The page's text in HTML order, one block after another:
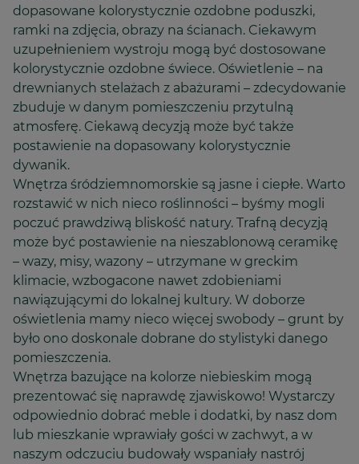
dopasowane kolorystycznie ozdobne poduszki,
ramki na zdjęcia, obrazy na ścianach. Ciekawym
uzupełnieniem wystroju mogą być dostosowane
kolorystycznie ozdobne świece. Oświetlenie – na
drewnianych stelażach z abażurami – zdecydowanie
zbuduje w danym pomieszczeniu przytulną
atmosferę. Ciekawą decyzją może być także
postawienie na dopasowany kolorystycznie
dywanik.
Wnętrza śródziemnomorskie są jasne i ciepłe. Warto
rozstawić w nich nieco roślinności – byśmy mogli
poczuć prawdziwą bliskość natury. Trafną decyzją
może być postawienie na nieszablonową ceramikę
– wazy, misy, wazony – utrzymane w greckim
klimacie, wzbogacone nawet zdobieniami
nawiązującymi do lokalnej kultury. W doborze
oświetlenia mamy nieco więcej swobody – grunt by
było ono doskonale dobrane do stylistyki danego
pomieszczenia.
Wnętrza bazujące na kolorze niebieskim mogą
prezentować się naprawdę zjawiskowo! Wystarczy
odpowiednio dobrać meble i dodatki, by nasz dom
lub mieszkanie wprawiały gości w zachwyt, a w
naszym odczuciu budowały wspaniały nastrój